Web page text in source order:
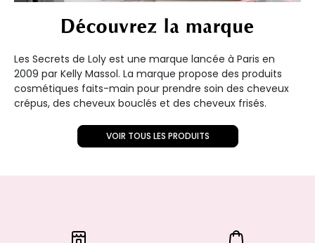
Découvrez la marque
Les Secrets de Loly est une marque lancée à Paris en
2009 par Kelly Massol. La marque propose des produits
cosmétiques faits-main pour prendre soin des cheveux
crépus, des cheveux bouclés et des cheveux frisés.
VOIR TOUS LES PRODUITS